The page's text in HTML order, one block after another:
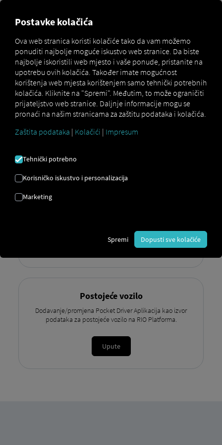
Stvaranje Pocket Driver
Prijave uređaja
Za prijavu na Pocket Driver Za aplikaciju s prijavom s
uređaja potrebni su vam pristupni podaci u obliku QR
koda. Možete ih pronaći na RIO Platformu može kreirati
bilo koji korisnik s pravima upravitelja voznog parka.
Nakon kreiranja, kod vrijedi za jednokratnu upotrebu i do
72 sata. Korisnici se zatim prijavljuju u aplikaciju
skeniranjem QR koda kamerom svog pametnog telefona.
Upute
Postojeće vozilo
Dodavanje/promjena Pocket Driver Aplikacija kao izvor
podataka za postojeće vozilo na RIO Platforma.
Upute
Postavke kolačića
Ova web stranica koristi kolačiće tako da vam možemo
ponuditi najbolje moguće iskustvo web stranice. Da biste
najbolje iskoristili web mjesto i vaše ponude, pristanite na
upotrebu ovih kolačića. Također imate mogućnost
korištenja web mjesta korištenjem samo tehnički potrebnih
kolačića. Kliknite na "Spremi". Međutim, to može ograničiti
prijateljstvo web stranice. Daljnje informacije mogu se
pronaći na našim stranicama za zaštitu podataka i kolačića.
Zaštita podataka | Kolačići | Impresum
Tehnički potrebno
Korisničko iskustvo i personalizacija
Marketing
Spremi Dopusti sve kolačiće